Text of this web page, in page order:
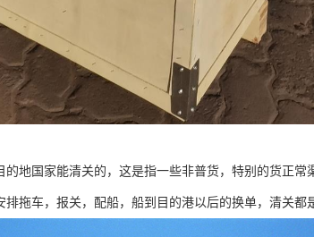
地国家能清关的，这是指一些非普货，特别的货正常
拖车，报关，配船，船到目的港以后的换单，清关都